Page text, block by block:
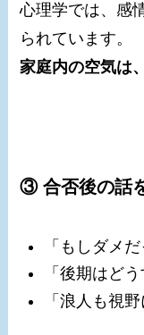
心理学では、感
られています。
家庭内の空気は
③ 合否後の話
「もしダメ
「後期はどう
「浪人も視